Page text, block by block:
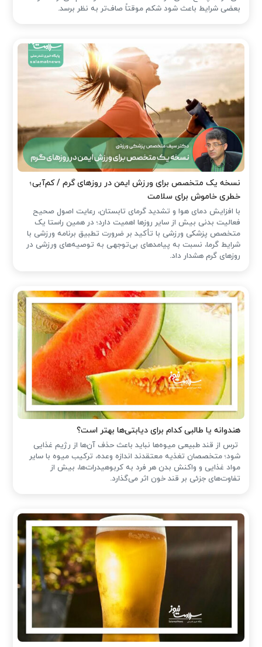
بعضی شرایط باعث شود شکم موقتاً صاف‌تر به نظر برسد.
نسخه یک متخصص برای ورزش ایمن در روزهای گرم / کم‌آبی؛
خطری خاموش برای سلامت
با افزایش دمای هوا و تشدید گرمای تابستان، رعایت اصول صحیح
فعالیت بدنی بیش از سایر روزها اهمیت دارد؛ در همین راستا یک
متخصص پزشکی ورزشی با تأکید بر ضرورت تطبیق برنامه ورزشی با
شرایط گرما، نسبت به پیامدهای بی‌توجهی به توصیه‌های ورزشی در
روزهای گرم هشدار داد.
هندوانه یا طالبی کدام برای دیابتی‌ها بهتر است؟
ترس از قند طبیعی میوه‌ها نباید باعث حذف آن‌ها از رژیم غذایی
شود؛ متخصصان تغذیه معتقدند اندازه وعده، ترکیب میوه با سایر
مواد غذایی و واکنش بدن هر فرد به کربوهیدرات‌ها، بیش از
تفاوت‌های جزئی بر قند خون اثر می‌گذارد.